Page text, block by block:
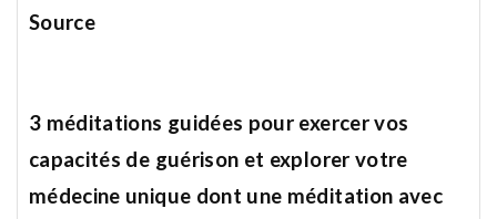
Source
3 méditations guidées pour exercer vos
capacités de guérison et explorer votre
médecine unique dont une méditation avec